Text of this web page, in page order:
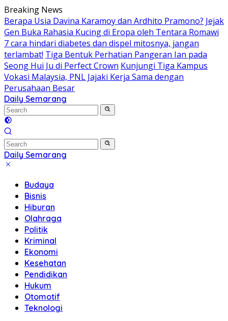
Skip
to
content
Breaking News
Berapa Usia Davina Karamoy dan Ardhito Pramono? Jejak
Gen Buka Rahasia Kucing di Eropa oleh Tentara Romawi
7 cara hindari diabetes dan dispel mitosnya, jangan
terlambat! Tiga Bentuk Perhatian Pangeran Ian pada
Seong Hui Ju di Perfect Crown Kunjungi Tiga Kampus
Vokasi Malaysia, PNL Jajaki Kerja Sama dengan
Perusahaan Besar
Daily Semarang
"Semarang
Hari
Ini:
Informasi
Terkini
untuk
Daily Semarang
"Semarang
Informasi
Terkini
untuk
Anda"
Budaya
Bisnis
Hiburan
Olahraga
Politik
Kriminal
Ekonomi
Kesehatan
Pendidikan
Hukum
Otomotif
Teknologi